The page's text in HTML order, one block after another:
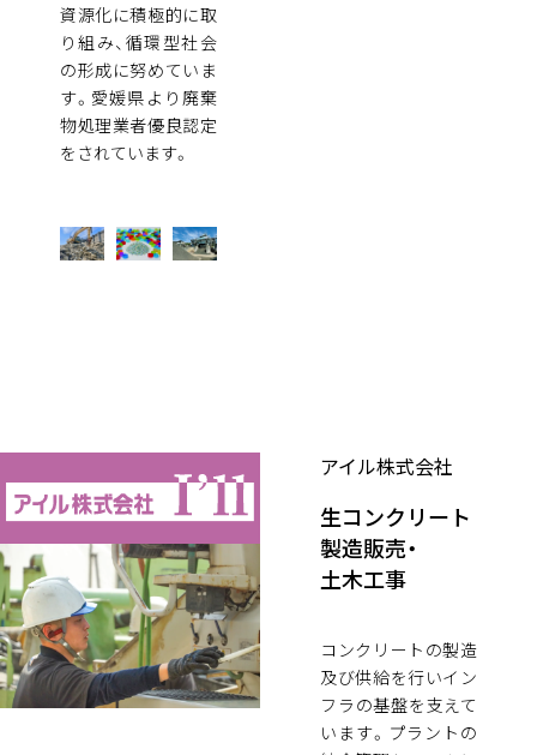
資源化に積極的に取
り組み、循環型社会
の形成に努めていま
す。愛媛県より廃棄
物処理業者優良認定
をされています。
アイル株式会社
生コンクリート
製造販売・
土木工事
コンクリートの製造
及び供給を行いイン
フラの基盤を支えて
います。プラントの